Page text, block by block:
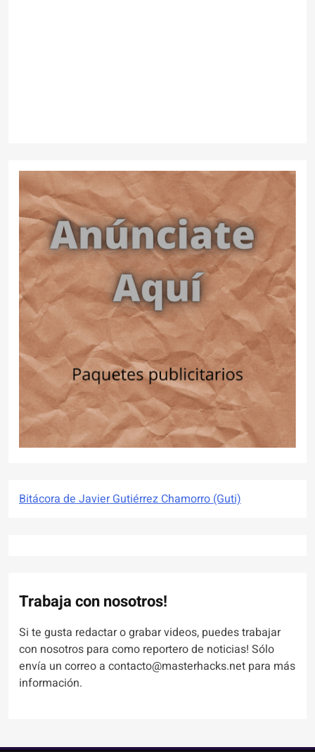
Bitácora de Javier Gutiérrez Chamorro (Guti)
Trabaja con nosotros!
Si te gusta redactar o grabar videos, puedes trabajar
con nosotros para como reportero de noticias! Sólo
envía un correo a contacto@masterhacks.net para más
información.